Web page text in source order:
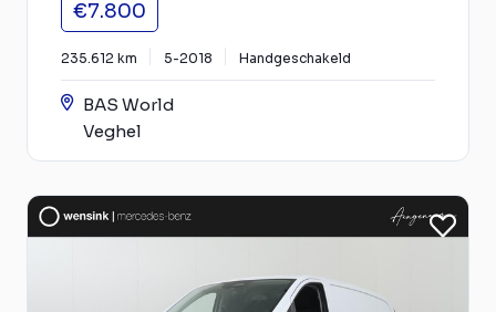
€7.800
235.612 km 5-2018 Handgeschakeld
BAS World
Veghel